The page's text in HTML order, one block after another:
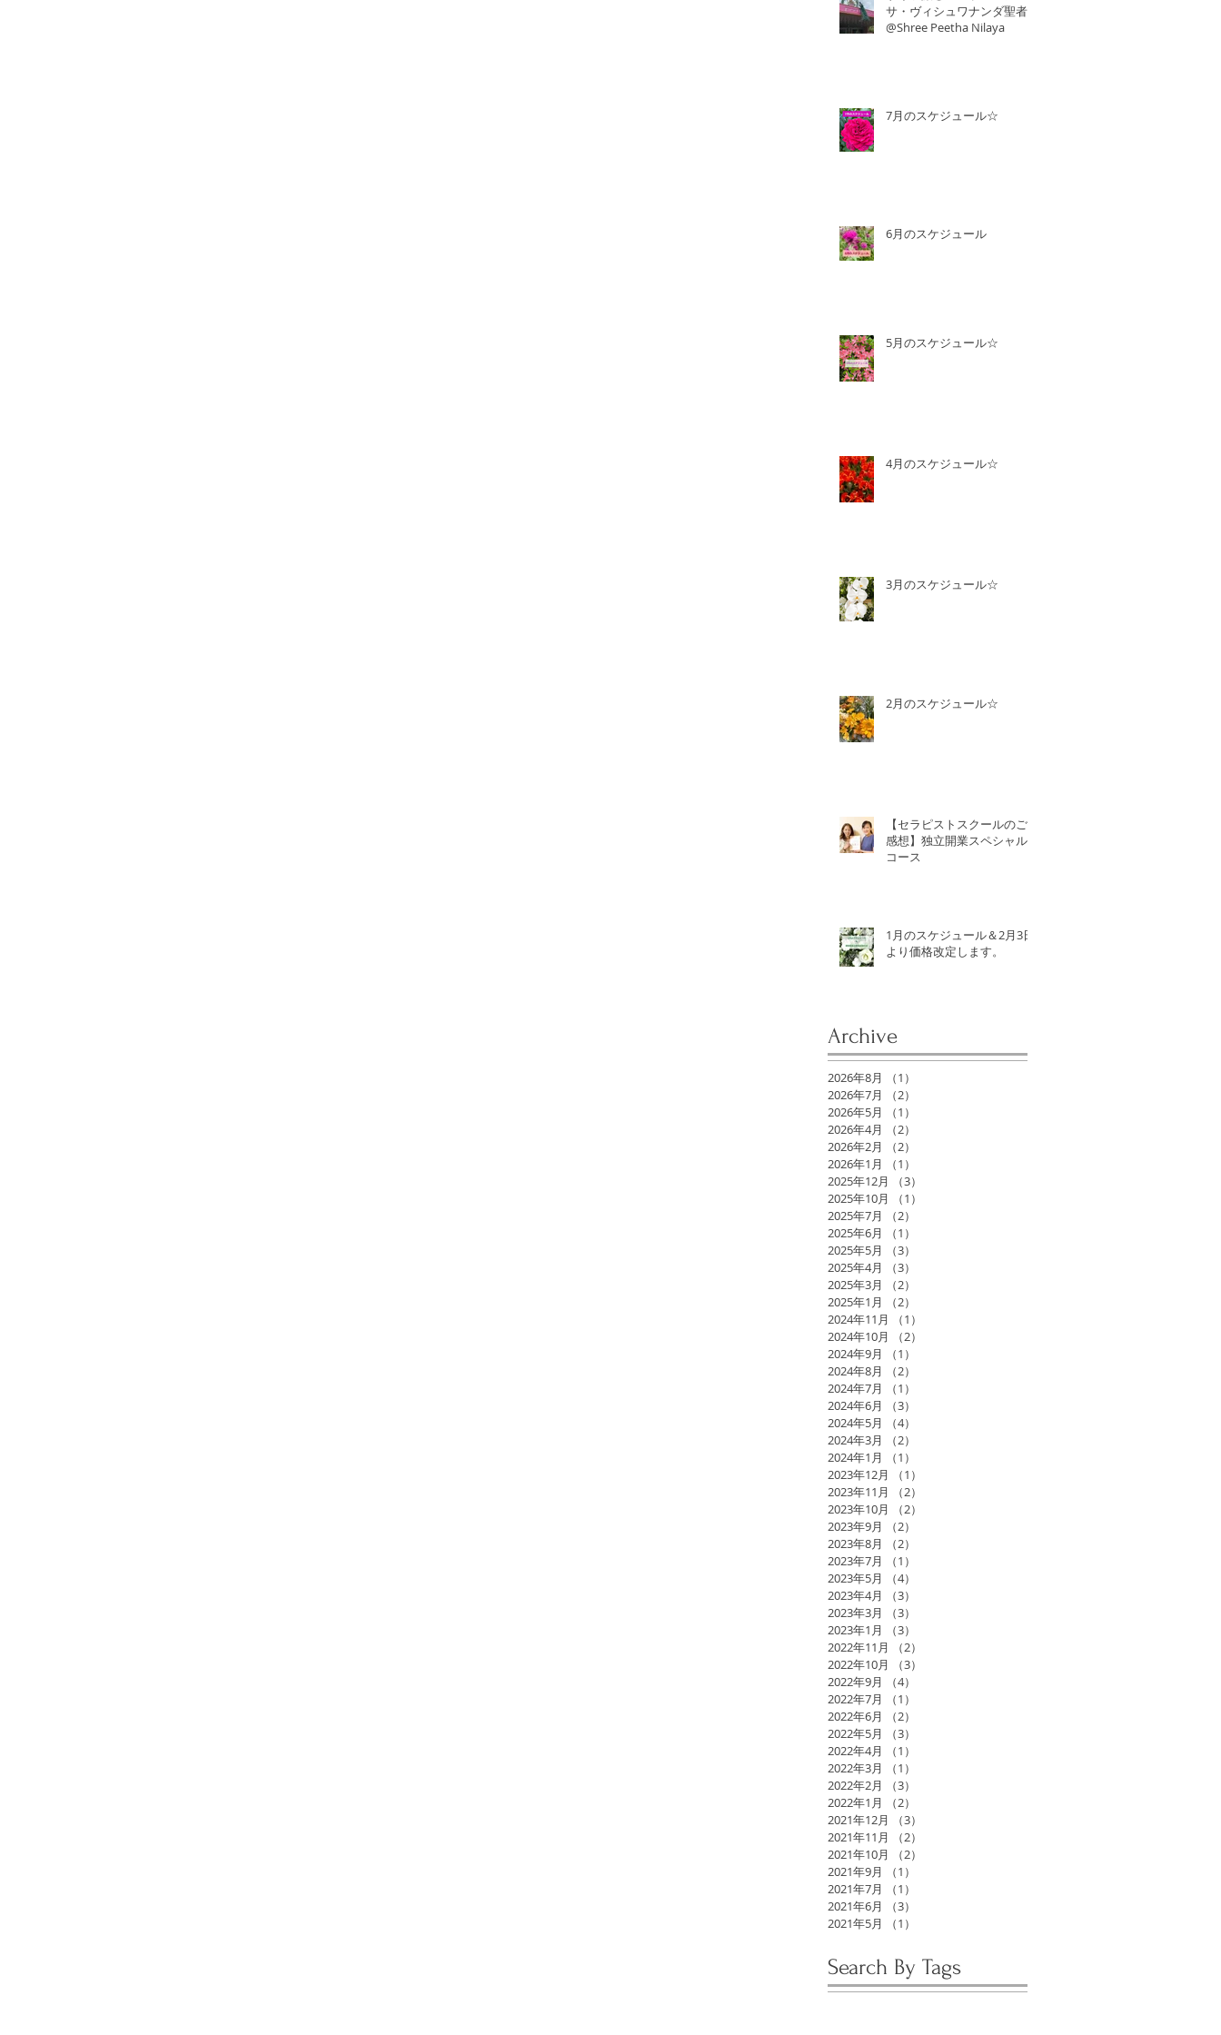
サ・ヴィシュワナンダ聖者
@Shree Peetha Nilaya
7月のスケジュール☆
6月のスケジュール
5月のスケジュール☆
4月のスケジュール☆
3月のスケジュール☆
2月のスケジュール☆
【セラピストスクールのご
感想】独立開業スペシャル
コース
1月のスケジュール＆2月3日
より価格改定します。
Archive
2026年8月 （1）
2026年7月
（2）
2026年5月
（1）
2026年4月
（2）
2026年2月
（2）
2026年1月
（1）
2025年12月
（3）
2025年10月
（1）
2025年7月
（2）
2025年6月
（1）
2025年5月
（3）
2025年4月
（3）
2025年3月
（2）
2025年1月
（2）
2024年11月
（1）
2024年10月
（2）
2024年9月
（1）
2024年8月
（2）
2024年7月
（1）
2024年6月
（3）
2024年5月
（4）
2024年3月
（2）
2024年1月
（1）
2023年12月
（1）
2023年11月
（2）
2023年10月
（2）
2023年9月
（2）
2023年8月
（2）
2023年7月
（1）
2023年5月
（4）
2023年4月
（3）
2023年3月
（3）
2023年1月
（3）
2022年11月
（2）
2022年10月
（3）
2022年9月
（4）
2022年7月
（1）
2022年6月
（2）
2022年5月
（3）
2022年4月
（1）
2022年3月
（1）
2022年2月
（3）
2022年1月
（2）
2021年12月
（3）
2021年11月
（2）
2021年10月
（2）
2021年9月
（1）
2021年7月
（1）
2021年6月
（3）
2021年5月
（1）
Search By Tags